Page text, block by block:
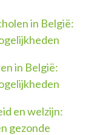
in België:
in België:
en welzijn:
gezonde